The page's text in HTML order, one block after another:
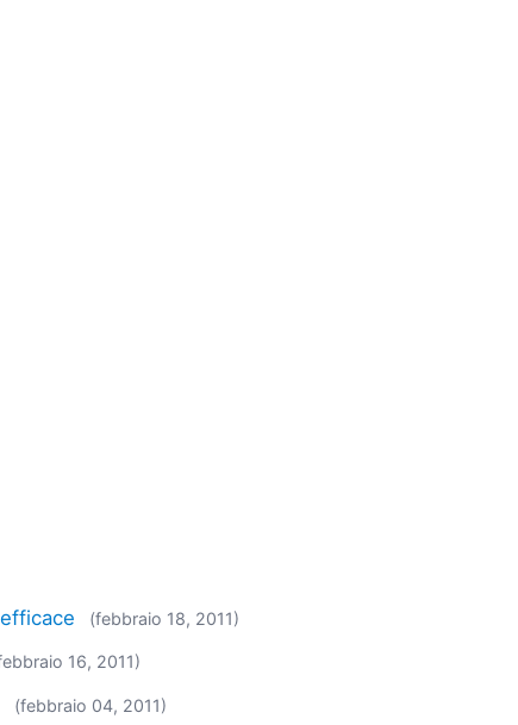
(febbraio 18, 2011)
16, 2011)
(febbraio 04, 2011)